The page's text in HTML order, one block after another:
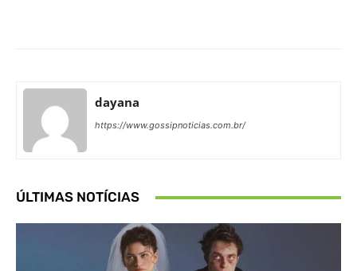
dayana
https://www.gossipnoticias.com.br/
ÚLTIMAS NOTÍCIAS